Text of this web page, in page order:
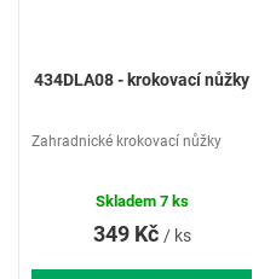
434DLA08 - krokovací nůžky
349 Kč / ks
Zahradnické krokovací nůžky
Skladem 7 ks